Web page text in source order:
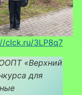
clck.ru/3LP8q7
«Верхний
для